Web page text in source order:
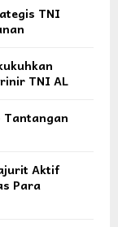
TNI
TNI AL
Tantangan
Aktif
Para